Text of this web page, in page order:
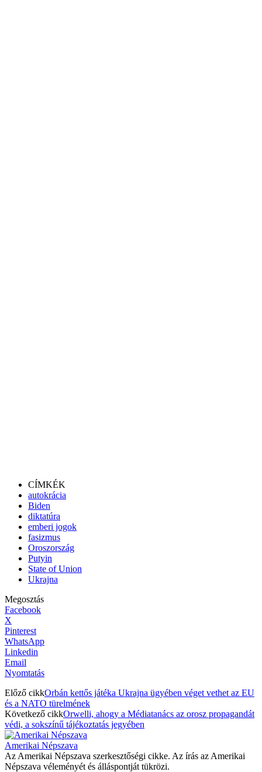
CÍMKÉK
autokrácia
Biden
diktatúra
emberi jogok
fasizmus
Oroszország
Putyin
State of Union
Ukrajna
Megosztás
Facebook
X
Pinterest
WhatsApp
Linkedin
Email
Nyomtatás
Előző cikkOrbán kettős játéka Ukrajna ügyében véget vethet az EU
és a NATO türelmének
Következő cikkOrwelli, ahogy a Médiatanács az orosz propagandát
védi, a sokszínű tájékoztatás jegyében
Amerikai Népszava
Az Amerikai Népszava szerkesztőségi cikke. Az írás az Amerikai
Népszava véleményét és álláspontját tükrözi.